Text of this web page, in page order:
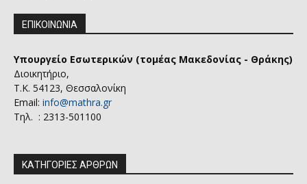
ΕΠΙΚΟΙΝΩΝΙΑ
Υπουργείο Εσωτερικών (τομέας Μακεδονίας - Θράκης)
Διοικητήριο,
Τ.Κ. 54123, Θεσσαλονίκη
Email: info@mathra.gr
Τηλ. : 2313-501100
ΚΑΤΗΓΟΡΙΕΣ ΑΡΘΡΩΝ